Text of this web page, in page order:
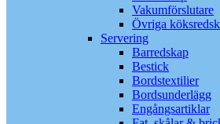
Vakumförslutare
Övriga
Servering
Barredskap
Bestick
Bordstextilier
Bordsunderlägg
Engångsartiklar